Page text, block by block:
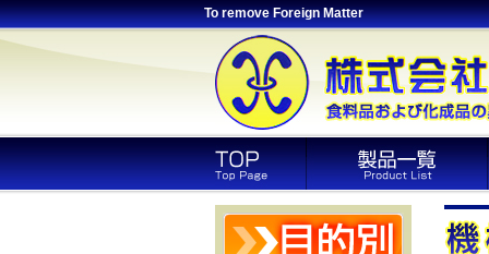
To remove Foreign Matter